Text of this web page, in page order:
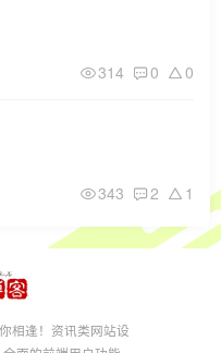
314 0 0
343 2 1
相逢！资讯类网站设